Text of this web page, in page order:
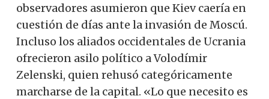
observadores asumieron que Kiev caería en
cuestión de días ante la invasión de Moscú.
Incluso los aliados occidentales de Ucrania
ofrecieron asilo político a Volodímir
Zelenski, quien rehusó categóricamente
marcharse de la capital. «Lo que necesito es